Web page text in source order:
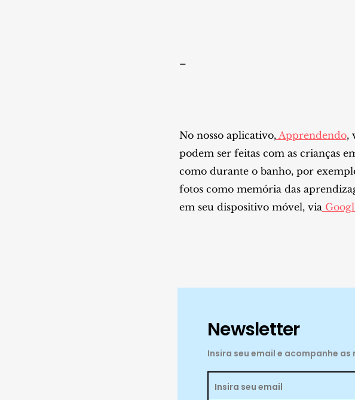
–
No nosso aplicativo,Apprendendo,
podem ser feitas com as crianças
como durante o banho, por
fotos como memória das
em seu dispositivo móvel, via
Newsletter
Insira seu email e acompanhe as